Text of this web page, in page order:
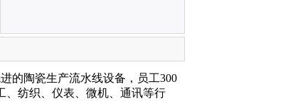
的陶瓷生产流水线设备，员工300
、纺织、仪表、微机、通讯等行